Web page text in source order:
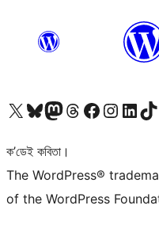
আমাৰ X (আগৰ Twitter) একাউণ্টলৈ যাওকআমাৰ Bluesky একাউণ্টলৈ যাওকআমাৰ Mastodon একাউণ্টলৈ যাওকআমাৰ Threads একাউণ্টলৈ যাওকআমাৰ Facebook পৃষ্ঠালৈ যাওকআমাৰ Instagram একাউণ্টলৈ যাওকআমাৰ LinkedIn একাউণ্টলৈ যাওক
আমাৰ TikTok
ক’ডেই কবিতা।
The WordPress®
of the WordPress